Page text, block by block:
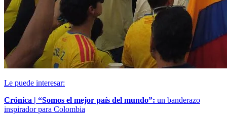
Le puede interesar:
Crónica | “Somos el mejor país del mundo”: un banderazo
inspirador para Colombia